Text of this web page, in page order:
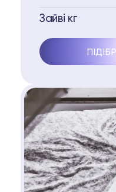
Зайві кг